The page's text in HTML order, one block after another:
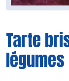
Tarte
légumes